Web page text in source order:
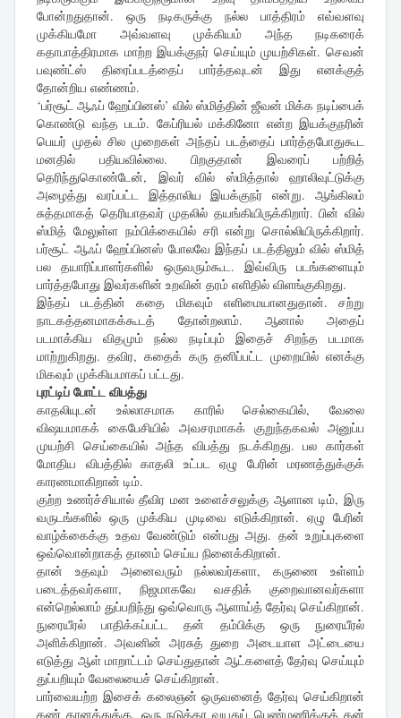
போன்றதுதான். ஒரு நடிகருக்கு நல்ல பாத்திரம் எவ்வளவு
முக்கியமோ அவ்வளவு முக்கியம் அந்த நடிகரைக்
கதாபாத்திரமாக மாற்ற இயக்குநர் செய்யும் முயற்சிகள். செவன்
பவுண்ட்ஸ் திரைப்படத்தைப் பார்த்தவுடன் இது எனக்குத்
தோன்றிய எண்ணம்.
‘பர்சூட் ஆஃப் ஹேப்பினஸ்’ வில் ஸ்மித்தின் ஜீவன் மிக்க நடிப்பைக்
கொண்டு வந்த படம். கேப்ரியல் மக்கினோ என்ற இயக்குநரின்
பெயர் முதல் சில முறைகள் அந்தப் படத்தைப் பார்த்தபோதுகூட
மனதில் பதியவில்லை. பிறகுதான் இவரைப் பற்றித்
தெரிந்துகொண்டேன், இவர் வில் ஸ்மித்தால் ஹாலிவுட்டுக்கு
அழைத்து வரப்பட்ட இத்தாலிய இயக்குநர் என்று. ஆங்கிலம்
சுத்தமாகத் தெரியாதவர் முதலில் தயங்கியிருக்கிறார். பின் வில்
ஸ்மித் மேலுள்ள நம்பிக்கையில் சரி என்று சொல்லியிருக்கிறார்.
பர்சூட் ஆஃப் ஹேப்பினஸ் போலவே இந்தப் படத்திலும் வில் ஸ்மித்
பல தயாரிப்பாளர்களில் ஒருவரும்கூட. இவ்விரு படங்களையும்
பார்த்தபோது இவர்களின் உறவின் தரம் எளிதில் விளங்குகிறது.
இந்தப் படத்தின் கதை மிகவும் எளிமையானதுதான். சற்று
நாடகத்தனமாகக்கூடத் தோன்றலாம். ஆனால் அதைப்
படமாக்கிய விதமும் நல்ல நடிப்பும் இதைச் சிறந்த படமாக
மாற்றுகிறது. தவிர, கதைக் கரு தனிப்பட்ட முறையில் எனக்கு
மிகவும் முக்கியமாகப் பட்டது.
புரட்டிப் போட்ட விபத்து
காதலியுடன் உல்லாசமாக காரில் செல்கையில், வேலை
விஷயமாகக் கைபேசியில் அவசரமாகக் குறுந்தகவல் அனுப்ப
முயற்சி செய்கையில் அந்த விபத்து நடக்கிறது. பல கார்கள்
மோதிய விபத்தில் காதலி உட்பட ஏழு பேரின் மரணத்துக்குக்
காரணமாகிறான் டிம்.
குற்ற உணர்ச்சியால் தீவிர மன உளைச்சலுக்கு ஆளான டிம், இரு
வருடங்களில் ஒரு முக்கிய முடிவை எடுக்கிறான். ஏழு பேரின்
வாழ்க்கைக்கு உதவ வேண்டும் என்பது அது. தன் உறுப்புகளை
ஒவ்வொன்றாகத் தானம் செய்ய நினைக்கிறான்.
தான் உதவும் அனைவரும் நல்லவர்களா, கருணை உள்ளம்
படைத்தவர்களா, நிஜமாகவே வசதிக் குறைவானவர்களா
என்றெல்லாம் துப்பறிந்து ஒவ்வொரு ஆளாய்த் தேர்வு செய்கிறான்.
நுரையீரல் பாதிக்கப்பட்ட தன் தம்பிக்கு ஒரு நுரையீரல்
அளிக்கிறான். அவனின் அரசுத் துறை அடையாள அட்டையை
எடுத்து ஆள் மாறாட்டம் செய்துதான் ஆட்களைத் தேர்வு செய்யும்
துப்பறியும் வேலையைச் செய்கிறான்.
பார்வையற்ற இசைக் கலைஞன் ஒருவனைத் தேர்வு செய்கிறான்
கண் தானத்துக்கு. ஒரு நடுத்தர வயதுப் பெண்மணிக்குத் தன்